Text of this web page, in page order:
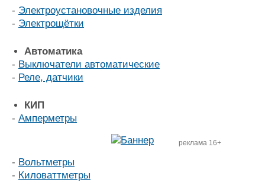
- Электроустановочные изделия
- Электрощётки
Автоматика
- Выключатели автоматические
- Реле, датчики
КИП
- Амперметры
реклама 16+
- Вольтметры
- Киловаттметры